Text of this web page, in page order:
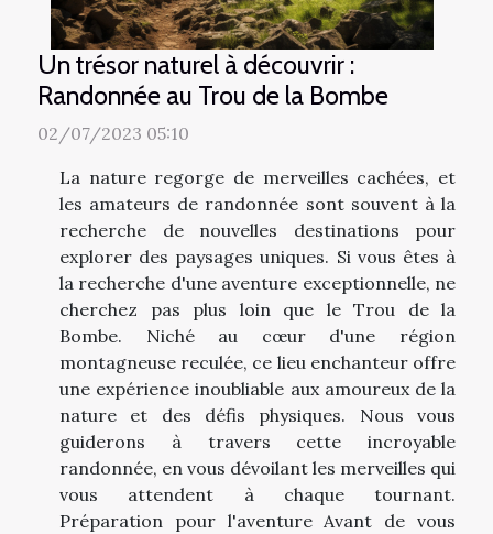
Un trésor naturel à découvrir :
Randonnée au Trou de la Bombe
02/07/2023 05:10
La nature regorge de merveilles cachées, et
les amateurs de randonnée sont souvent à la
recherche de nouvelles destinations pour
explorer des paysages uniques. Si vous êtes à
la recherche d'une aventure exceptionnelle, ne
cherchez pas plus loin que le Trou de la
Bombe. Niché au cœur d'une région
montagneuse reculée, ce lieu enchanteur offre
une expérience inoubliable aux amoureux de la
nature et des défis physiques. Nous vous
guiderons à travers cette incroyable
randonnée, en vous dévoilant les merveilles qui
vous attendent à chaque tournant.
Préparation pour l'aventure Avant de vous